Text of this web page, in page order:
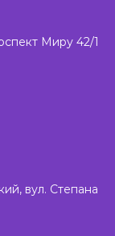
Миру 42/1
вул. Степана